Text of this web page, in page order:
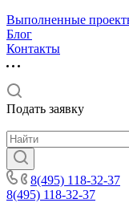
Выполненные
Блог
Контакты
Подать заявку
8(495) 118-32-37
8(495) 118-32-37